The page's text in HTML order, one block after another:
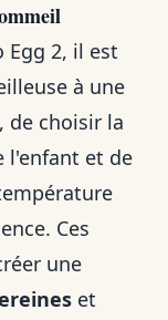
2, il est
à une
de choisir la
l'enfant et de
Ces
une
et